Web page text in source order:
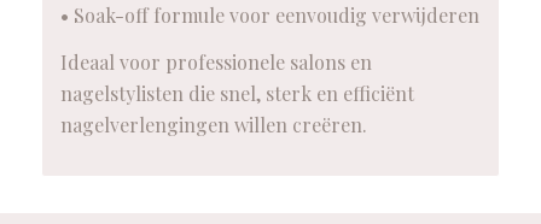
• Soak-off formule voor eenvoudig verwijderen
Ideaal voor professionele salons en
nagelstylisten die snel, sterk en efficiënt
nagelverlengingen willen creëren.